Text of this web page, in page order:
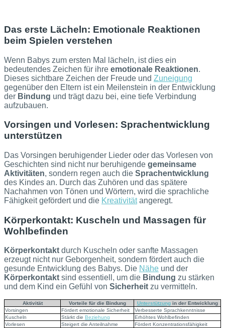
Das erste Lächeln: Emotionale Reaktionen
beim Spielen verstehen
Wenn Babys zum ersten Mal lächeln, ist dies ein
bedeutendes Zeichen für ihre emotionale Reaktionen.
Dieses sichtbare Zeichen der Freude und Zuneigung
gegenüber den Eltern ist ein Meilenstein in der Entwicklung
der Bindung und trägt dazu bei, eine tiefe Verbindung
aufzubauen.
Vorsingen und Vorlesen: Sprachentwicklung
unterstützen
Das Vorsingen beruhigender Lieder oder das Vorlesen von
Geschichten sind nicht nur beruhigende gemeinsame
Aktivitäten, sondern regen auch die Sprachentwicklung
des Kindes an. Durch das Zuhören und das spätere
Nachahmen von Tönen und Wörtern, wird die sprachliche
Fähigkeit gefördert und die Kreativitätangeregt.
Körperkontakt: Kuscheln und Massagen für
Wohlbefinden
Körperkontakt durch Kuscheln oder sanfte Massagen
erzeugt nicht nur Geborgenheit, sondern fördert auch die
gesunde Entwicklung des Babys. Die Nähe und der
Körperkontakt sind essentiell, um die Bindung zu stärken
und dem Kind ein Gefühl von Sicherheit zu vermitteln.
Aktivität Vorteile für die Bindung Unterstützungin der Entwicklung
Vorsingen
Fördert emotionale Sicherheit
Verbesserte Sprachkenntnisse
Kuscheln
Stärkt die Beziehung
Erhöhtes Wohlbefinden
Vorlesen
Steigert die Anteilnahme
Fördert Konzentrationsfähigkeit